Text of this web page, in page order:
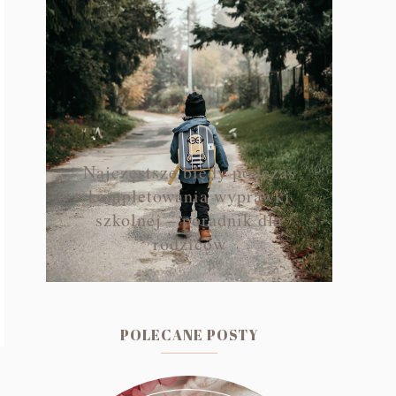
Najczęstsze błędy podczas
kompletowania wyprawki
szkolnej – poradnik dla
rodziców
POLECANE POSTY